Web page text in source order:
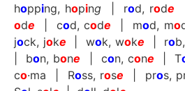
hopping, hoping| rod, rode
ode | cod, code | mod, mo
jock, joke | wok, woke | ro
| bon, bone | con, cone | T
co·ma | Ross, rose | pros,